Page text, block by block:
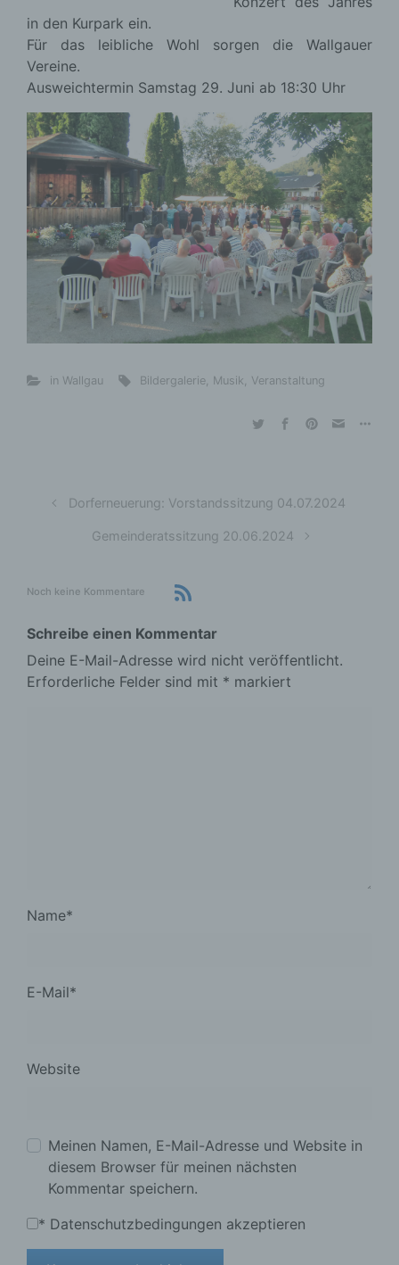
in den Kurpark ein.
Für das leibliche Wohl sorgen die Wallgauer
Vereine.
Ausweichtermin Samstag 29. Juni ab 18:30 Uhr
in Wallgau Bildergalerie Musik Veranstaltung
Dorferneuerung: Vorstandssitzung 04.07.2024
Gemeinderatssitzung 20.06.2024
Noch keine Kommentare
Schreibe einen Kommentar
Deine E-Mail-Adresse wird nicht veröffentlicht.
Erforderliche Felder sind mit * markiert
Name*
E-Mail*
Website
Meinen Namen, E-Mail-Adresse und Website in
diesem Browser für meinen nächsten
Kommentar speichern.
* Datenschutzbedingungen akzeptieren